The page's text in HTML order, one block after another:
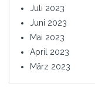
Juli 2023
Juni 2023
Mai 2023
April 2023
März 2023